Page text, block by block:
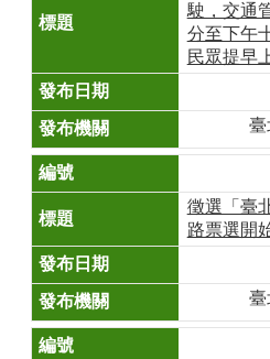
駛，交通
分至下午
民眾提早
臺
徵選「臺
路票選開
臺